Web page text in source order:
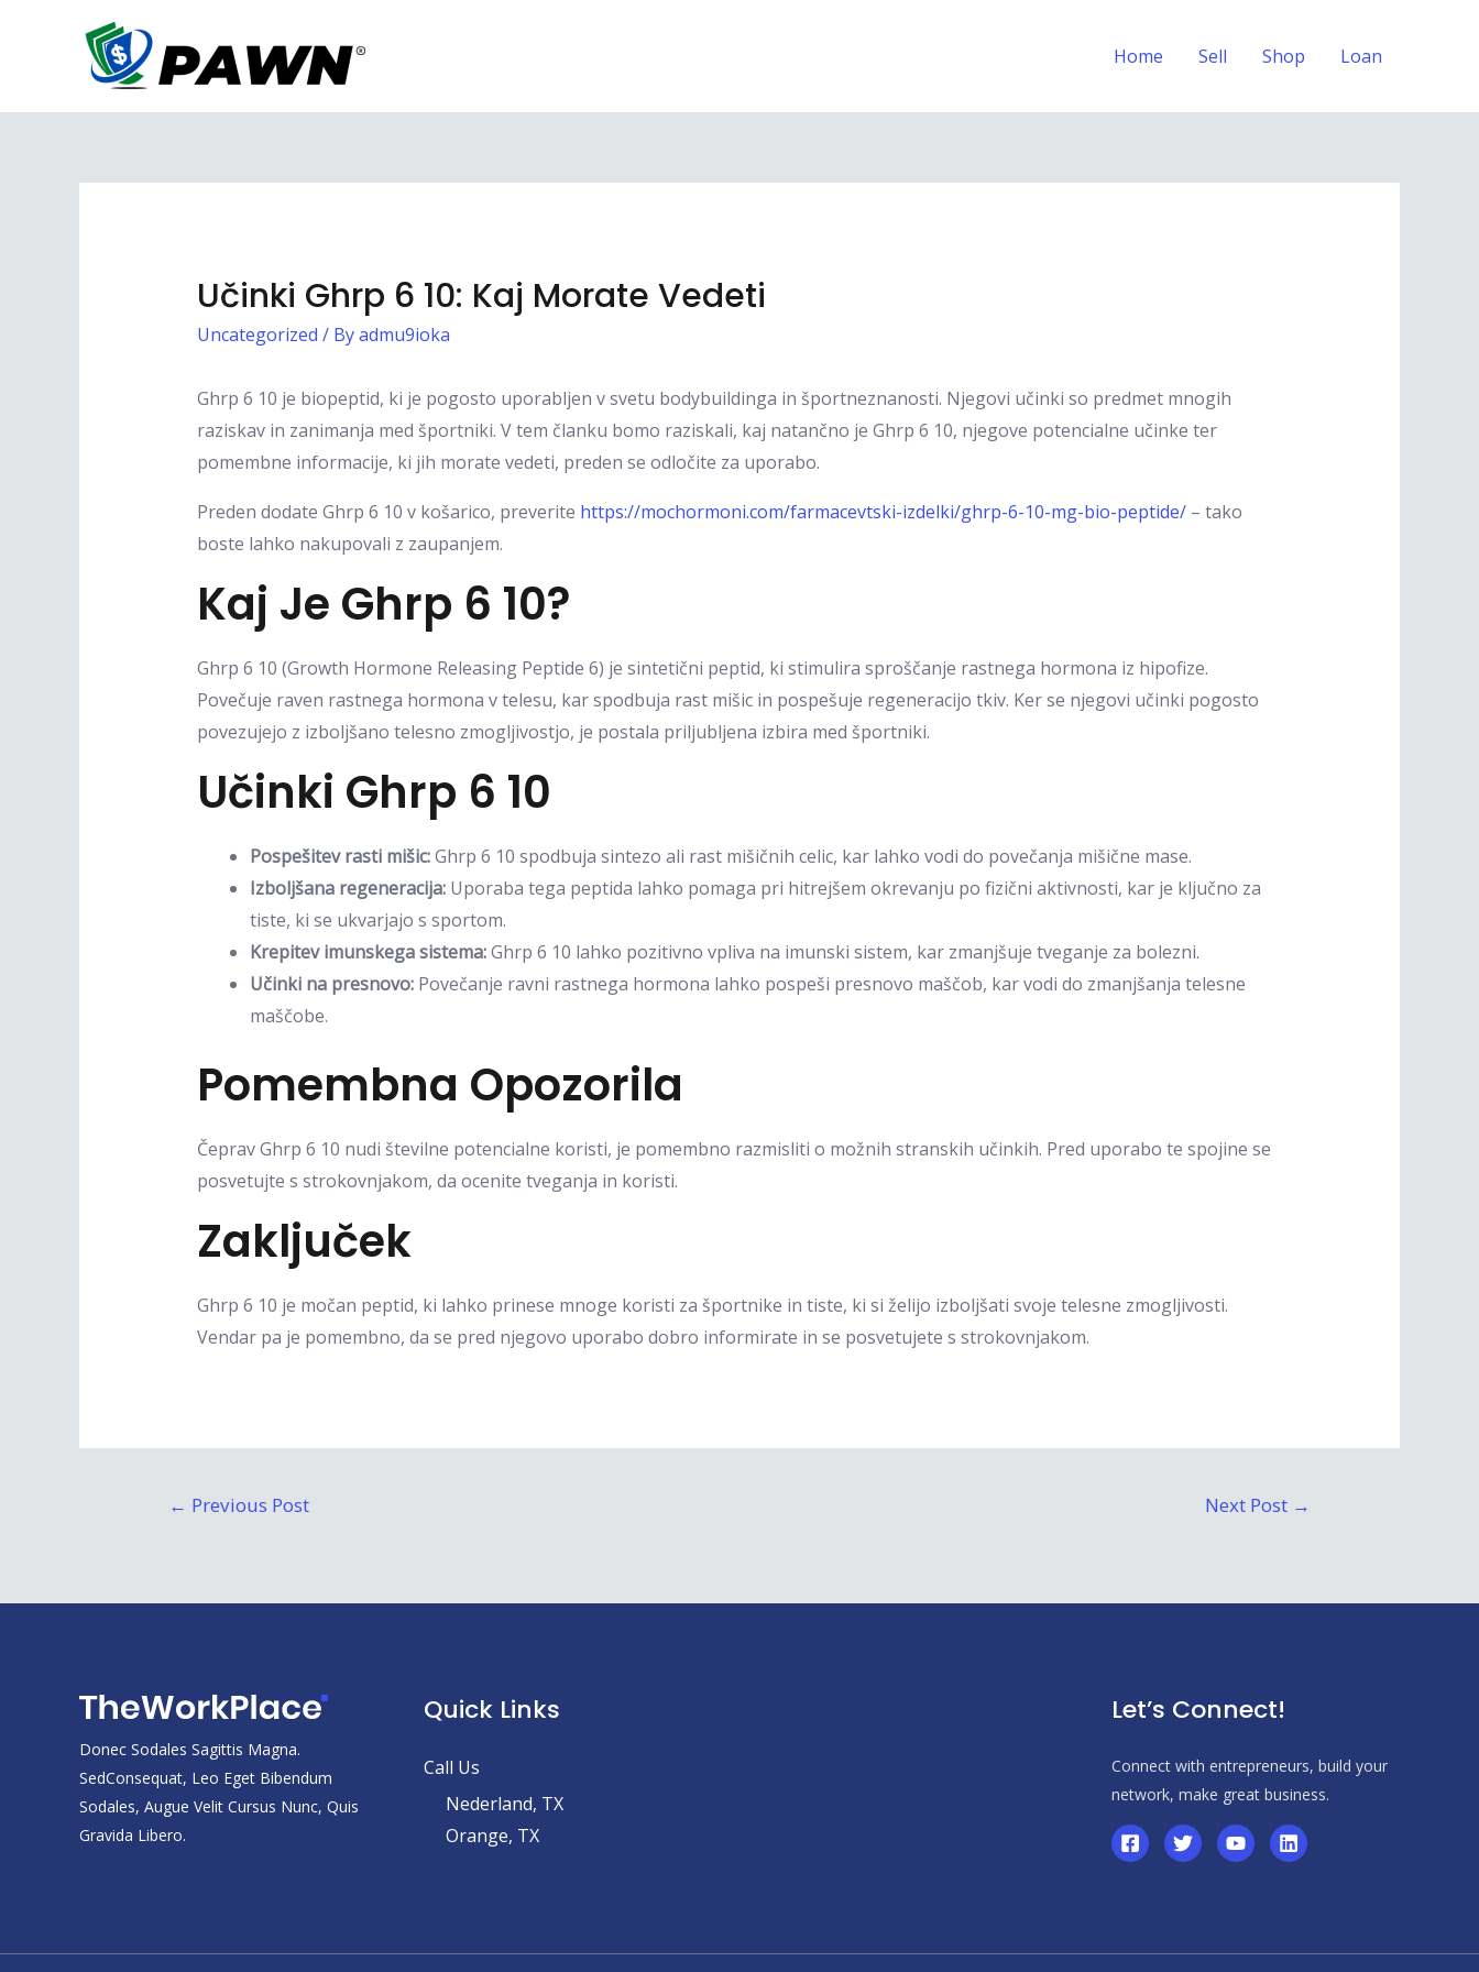
Home Sell Shop Loan
Učinki Ghrp 6 10: Kaj Morate Vedeti
Uncategorized / Byadmu9ioka
Ghrp 6 10 je biopeptid, ki je pogosto uporabljen v svetu bodybuildinga in športneznanosti. Njegovi učinki so predmet mnogih
raziskav in zanimanja med športniki. V tem članku bomo raziskali, kaj natančno je Ghrp 6 10, njegove potencialne učinke ter
pomembne informacije, ki jih morate vedeti, preden se odločite za uporabo.
Preden dodate Ghrp 6 10 v košarico, preverite https://mochormoni.com/farmacevtski-izdelki/ghrp-6-10-mg-bio-peptide/– tako
boste lahko nakupovali z zaupanjem.
Kaj Je Ghrp 6 10?
Ghrp 6 10 (Growth Hormone Releasing Peptide 6) je sintetični peptid, ki stimulira sproščanje rastnega hormona iz hipofize.
Povečuje raven rastnega hormona v telesu, kar spodbuja rast mišic in pospešuje regeneracijo tkiv. Ker se njegovi učinki pogosto
povezujejo z izboljšano telesno zmogljivostjo, je postala priljubljena izbira med športniki.
Učinki Ghrp 6 10
Pospešitev rasti mišic:Ghrp 6 10 spodbuja sintezo ali rast mišičnih celic, kar lahko vodi do povečanja mišične mase.
Izboljšana regeneracija:Uporaba tega peptida lahko pomaga pri hitrejšem okrevanju po fizični aktivnosti, kar je ključno za
tiste, ki se ukvarjajo s sportom.
Krepitev imunskega sistema:Ghrp 6 10 lahko pozitivno vpliva na imunski sistem, kar zmanjšuje tveganje za bolezni.
Učinki na presnovo:Povečanje ravni rastnega hormona lahko pospeši presnovo maščob, kar vodi do zmanjšanja telesne
maščobe.
Pomembna Opozorila
Čeprav Ghrp 6 10 nudi številne potencialne koristi, je pomembno razmisliti o možnih stranskih učinkih. Pred uporabo te spojine se
posvetujte s strokovnjakom, da ocenite tveganja in koristi.
Zaključek
Ghrp 6 10 je močan peptid, ki lahko prinese mnoge koristi za športnike in tiste, ki si želijo izboljšati svoje telesne zmogljivosti.
Vendar pa je pomembno, da se pred njegovo uporabo dobro informirate in se posvetujete s strokovnjakom.
← Previous Post Next Post →
Donec Sodales Sagittis Magna.
SedConsequat, Leo Eget Bibendum
Sodales, Augue Velit Cursus Nunc, Quis
Gravida Libero.
Quick Links
Call Us
Nederland, TX
Orange, TX
Let’s Connect!
Connect with entrepreneurs, build your
network, make great business.